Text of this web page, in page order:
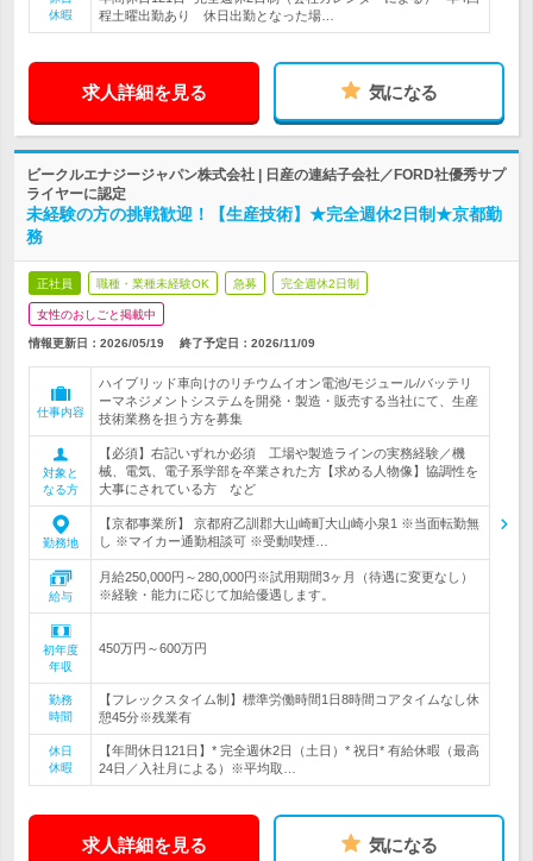
休暇
程土曜出勤あり 休日出勤となった場…
求人詳細を見る 気になる
ビークルエナジージャパン株式会社 | 日産の連結子会社／FORD社優秀サプ
ライヤーに認定
未経験の方の挑戦歓迎！【生産技術】★完全週休2日制★京都勤
務
正社員 職種・業種未経験OK 急募 完全週休2日制
女性のおしごと掲載中
情報更新日：2026/05/19 終了予定日： 2026/11/09
仕事内容
ハイブリッド車向けのリチウムイオン電池/モジュール/バッテリ
ーマネジメントシステムを開発・製造・販売する当社にて、生産
技術業務を担う方を募集
対象と
なる方
【必須】右記いずれか必須 工場や製造ラインの実務経験／機
械、電気、電子系学部を卒業された方【求める人物像】協調性を
大事にされている方 など
勤務地
【京都事業所】 京都府乙訓郡大山崎町大山崎小泉1 ※当面転勤無
し ※マイカー通勤相談可 ※受動喫煙…
給与
月給250,000円～280,000円※試用期間3ヶ月（待遇に変更なし）
※経験・能力に応じて加給優遇します。
初年度
年収
450万円～600万円
勤務
時間
【フレックスタイム制】標準労働時間1日8時間コアタイムなし休
憩45分※残業有
休日
休暇
【年間休日121日】* 完全週休2日（土日）* 祝日* 有給休暇（最高
24日／入社月による）※平均取…
求人詳細を見る 気になる